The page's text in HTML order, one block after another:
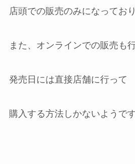
店頭での販売のみになっており
また、オンラインでの販売も
発売日には直接店舗に行って
購入する方法しかないようです